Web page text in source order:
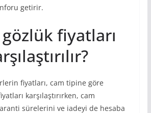
getirir.
fiyatları
fiyatları, cam tipine göre
karşılaştırırken, cam
sürelerini ve iadeyi de hesaba